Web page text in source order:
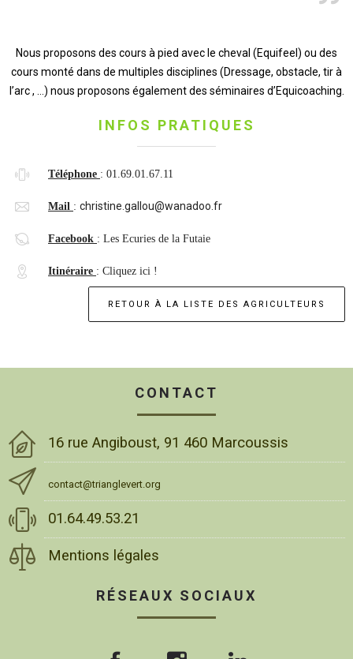
Nous proposons des cours à pied avec le cheval (Equifeel) ou des
cours monté dans de multiples disciplines (Dressage, obstacle, tir à
l’arc , …) nous proposons également des séminaires d’Equicoaching.
INFOS PRATIQUES
Téléphone : 01.69.01.67.11
Mail : christine.gallou@wanadoo.fr
Facebook : Les Ecuries de la Futaie
Itinéraire : Cliquez ici !
RETOUR À LA LISTE DES AGRICULTEURS
CONTACT
16 rue Angiboust, 91 460 Marcoussis
contact@trianglevert.org
01.64.49.53.21
Mentions légales
RÉSEAUX SOCIAUX